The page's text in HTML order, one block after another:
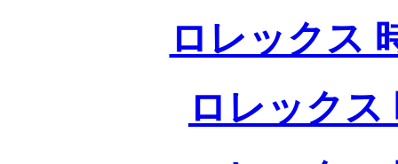
ロレックス
ロレックス